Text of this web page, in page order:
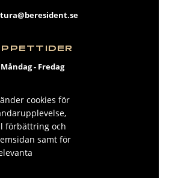
Måndag - Fredag
FACEBOOK
INSTAGRAM
cookies för
förbättring och
samt för